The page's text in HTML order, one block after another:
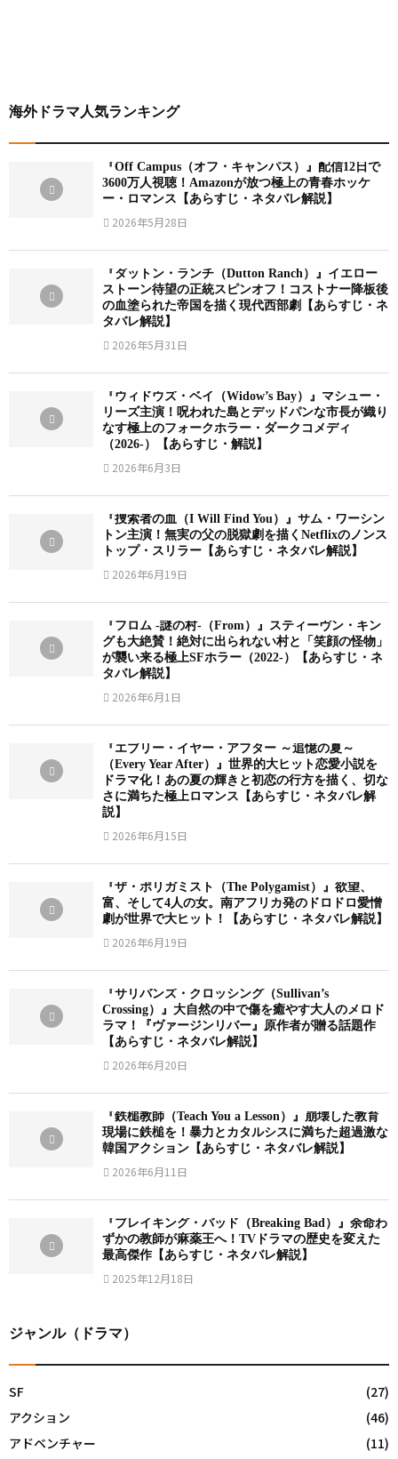
海外ドラマ人気ランキング
『Off Campus（オフ・キャンパス）』配信12日で
3600万人視聴！Amazonが放つ極上の青春ホッケ
ー・ロマンス【あらすじ・ネタバレ解説】
2026年5月28日
『ダットン・ランチ（Dutton Ranch）』イエロー
ストーン待望の正統スピンオフ！コストナー降板後
の血塗られた帝国を描く現代西部劇【あらすじ・ネ
タバレ解説】
2026年5月31日
『ウィドウズ・ベイ（Widow’s Bay）』マシュー・
リーズ主演！呪われた島とデッドパンな市長が織り
なす極上のフォークホラー・ダークコメディ
（2026-）【あらすじ・解説】
2026年6月3日
『捜索者の血（I Will Find You）』サム・ワーシン
トン主演！無実の父の脱獄劇を描くNetflixのノンス
トップ・スリラー【あらすじ・ネタバレ解説】
2026年6月19日
『フロム -謎の村-（From）』スティーヴン・キン
グも大絶賛！絶対に出られない村と「笑顔の怪物」
が襲い来る極上SFホラー（2022-）【あらすじ・ネ
タバレ解説】
2026年6月1日
『エブリー・イヤー・アフター ～追憶の夏～
（Every Year After）』世界的大ヒット恋愛小説を
ドラマ化！あの夏の輝きと初恋の行方を描く、切な
さに満ちた極上ロマンス【あらすじ・ネタバレ解
説】
2026年6月15日
『ザ・ポリガミスト（The Polygamist）』欲望、
富、そして4人の女。南アフリカ発のドロドロ愛憎
劇が世界で大ヒット！【あらすじ・ネタバレ解説】
2026年6月19日
『サリバンズ・クロッシング（Sullivan’s
Crossing）』大自然の中で傷を癒やす大人のメロド
ラマ！『ヴァージンリバー』原作者が贈る話題作
【あらすじ・ネタバレ解説】
2026年6月20日
『鉄槌教師（Teach You a Lesson）』崩壊した教育
現場に鉄槌を！暴力とカタルシスに満ちた超過激な
韓国アクション【あらすじ・ネタバレ解説】
2026年6月11日
『ブレイキング・バッド（Breaking Bad）』余命わ
ずかの教師が麻薬王へ！TVドラマの歴史を変えた
最高傑作【あらすじ・ネタバレ解説】
2025年12月18日
ジャンル（ドラマ）
SF
(27)
アクション
(46)
アドベンチャー
(11)